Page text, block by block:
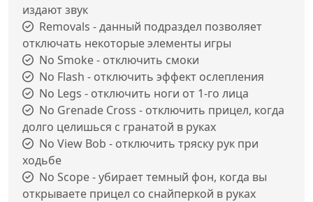
издают звук
Removals - данный подраздел позволяет
отключать некоторые элементы игры
No Smoke - отключить смоки
No Flash - отключить эффект ослепления
No Legs - отключить ноги от 1-го лица
No Grenade Cross - отключить прицел, когда
долго целишься с гранатой в руках
No View Bob - отключить тряску рук при
ходьбе
No Scope - убирает темный фон, когда вы
открываете прицел со снайперкой в руках